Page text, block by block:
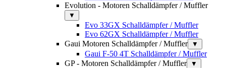
Evolution - Motoren Schalldämpfer / Muffler
▼
Evo 33GX Schalldämpfer / Muffler
Evo 62GX Schalldämpfer / Muffler
Gaui Motoren Schalldämpfer / Muffler
▼
Gaui F-50 4T Schalldämpfer / Muffler
GP - Motoren Schalldämpfer / Muffler
▼